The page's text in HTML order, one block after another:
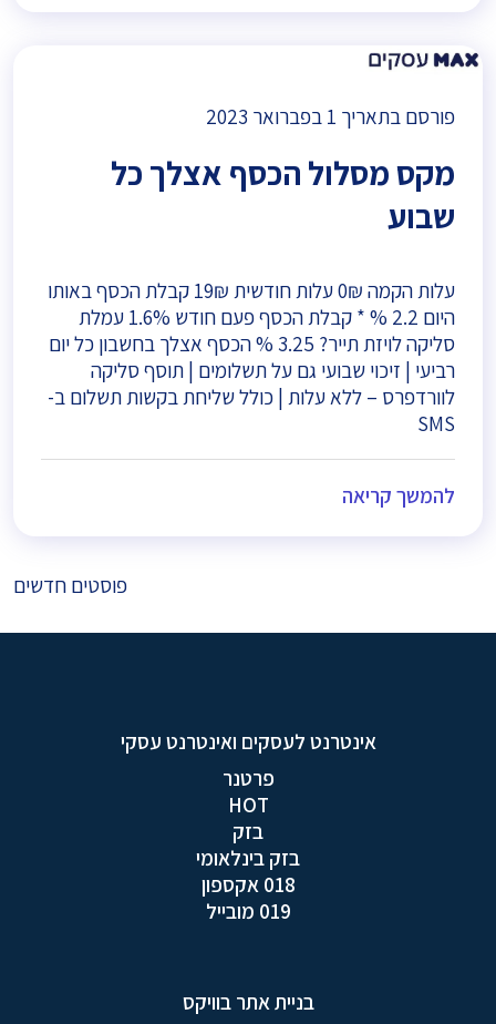
פורסם בתאריך 1 בפברואר 2023
מקס מסלול הכסף אצלך כל
שבוע
עלות הקמה 0₪ עלות חודשית 19₪ קבלת הכסף באותו
היום 2.2 % * קבלת הכסף פעם חודש 1.6% עמלת
סליקה לויזת תייר? 3.25 % הכסף אצלך בחשבון כל יום
רביעי | זיכוי שבועי גם על תשלומים | תוסף סליקה
לוורדפרס – ללא עלות | כולל שליחת בקשות תשלום ב-
SMS
להמשך קריאה
פוסטים חדשים
אינטרנט לעסקים ואינטרנט עסקי
פרטנר
HOT
בזק
בזק בינלאומי
018 אקספון
019 מובייל
בניית אתר בוויקס